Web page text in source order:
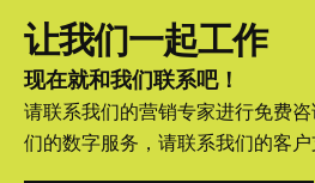
让我们一起工作
现在就和我们联系吧！
请联系我们的营销专家进行免费
们的数字服务，请联系我们的客户